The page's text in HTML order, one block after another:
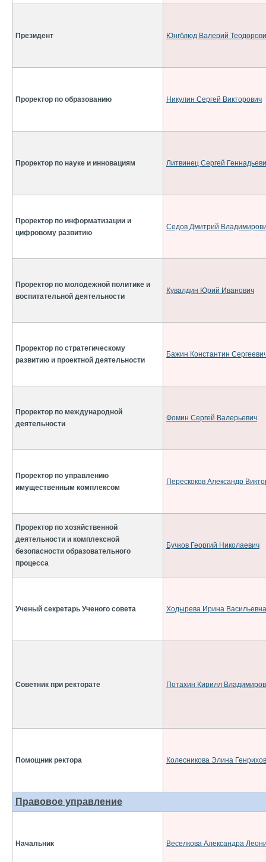
Президент Юнгблюд Валерий
Проректор по образованию Никулин Сергей Викторович
Проректор по науке и инновациям Литвинец Сергей
Проректор по информатизации и
цифровому развитию
Седов Дмитрий
Проректор по молодежной политике и
воспитательной деятельности
Кувалдин Юрий Иванович
Проректор по стратегическому
развитию и проектной деятельности
Бажин Константин
Проректор по международной
деятельности
Фомин Сергей Валерьевич
Проректор по управлению
имущественным комплексом
Перескоков Александр
Проректор по хозяйственной
деятельности и комплексной
безопасности образовательного
процесса
Бучков Георгий Николаевич
Ученый секретарь Ученого совета Ходырева Ирина Васильевна
Советник при ректорате Потахин Кирилл
Помощник ректора Колесникова Элина
Правовое управление
Начальник Веселкова Александра